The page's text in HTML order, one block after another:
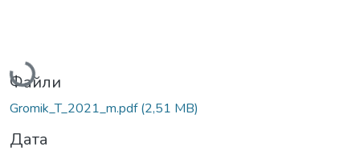
Вантажиться...
Файли
Gromik_T_2021_m.pdf(2,51 MB)
Дата